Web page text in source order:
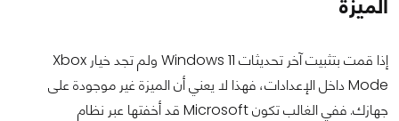
إذا قمت بتثبيت آخر تحديثات Windows 11 ولم تجد خيار Xbox
Mode داخل الإعدادات، فهذا لا يعني أن الميزة غير موجودة على
جهازك. ففي الغالب تكون Microsoft قد أخفتها عبر نظام